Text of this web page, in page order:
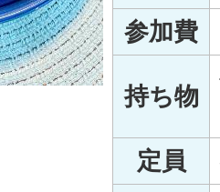
参加費
持ち物
定員